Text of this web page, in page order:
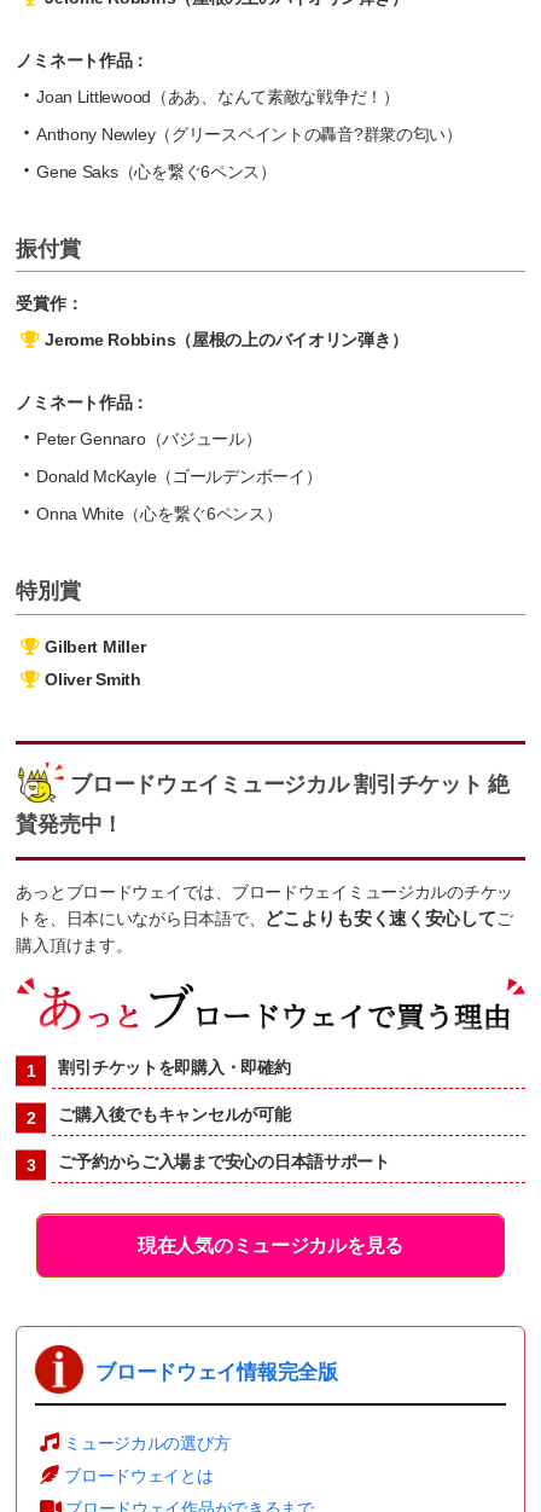
ノミネート作品：
Joan Littlewood（ああ、なんて素敵な戦争だ！）
Anthony Newley（グリースペイントの轟音?群衆の匂い）
Gene Saks（心を繋ぐ6ペンス）
振付賞
受賞作：
Jerome Robbins（屋根の上のバイオリン弾き）
ノミネート作品：
Peter Gennaro（バジュール）
Donald McKayle（ゴールデンボーイ）
Onna White（心を繋ぐ6ペンス）
特別賞
Gilbert Miller
Oliver Smith
ブロードウェイミュージカル 割引チケット 絶
賛発売中！
あっとブロードウェイでは、ブロードウェイミュージカルのチケッ
トを、日本にいながら日本語で、
どこよりも安く速く安心してご
購入頂けます。
割引チケットを即購入・即確約
ご購入後でもキャンセルが可能
ご予約からご入場まで安心の日本語サポート
現在人気のミュージカルを見る
ブロードウェイ情報完全版
ミュージカルの選び方
ブロードウェイとは
ブロードウェイ作品ができるまで